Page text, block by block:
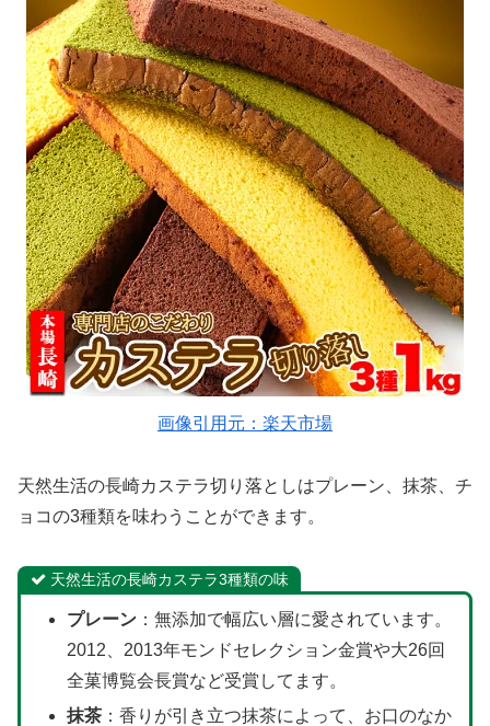
画像引用元：楽天市場
天然生活の長崎カステラ切り落としはプレーン、抹茶、チ
ョコの3種類を味わうことができます。
天然生活の長崎カステラ3種類の味
プレーン：無添加で幅広い層に愛されています。
2012、2013年モンドセレクション金賞や大26回
全菓博覧会長賞など受賞してます。
抹茶：香りが引き立つ抹茶によって、お口のなか